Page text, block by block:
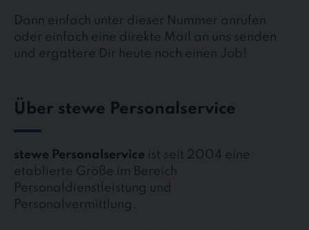
Dann einfach unter dieser Nummer anrufen
oder einfach eine direkte Mail an uns senden
und ergattere Dir heute noch einen Job!
Über stewe Personalservice
stewe Personalservice ist seit 2004 eine
etablierte Größe im Bereich
Personaldienstleistung und
Personalvermittlung.